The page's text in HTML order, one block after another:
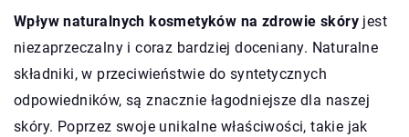
Wpływ naturalnych kosmetyków na zdrowie skóry jest
niezaprzeczalny i coraz bardziej doceniany. Naturalne
składniki, w przeciwieństwie do syntetycznych
odpowiedników, są znacznie łagodniejsze dla naszej
skóry. Poprzez swoje unikalne właściwości, takie jak